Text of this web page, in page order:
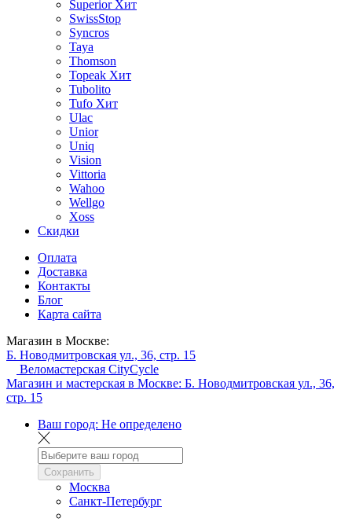
Superior Хит
SwissStop
Syncros
Taya
Thomson
Topeak Хит
Tubolito
Tufo Хит
Ulac
Unior
Uniq
Vision
Vittoria
Wahoo
Wellgo
Xoss
Скидки
Оплата
Доставка
Контакты
Блог
Карта сайта
Магазин в Москве:
Б. Новодмитровская ул., 36, стр. 15
Веломастерская CityCycle
Магазин и мастерская в Москве: Б. Новодмитровская ул., 36,
стр. 15
Ваш город: Не определено
Сохранить
Москва
Санкт-Петербург